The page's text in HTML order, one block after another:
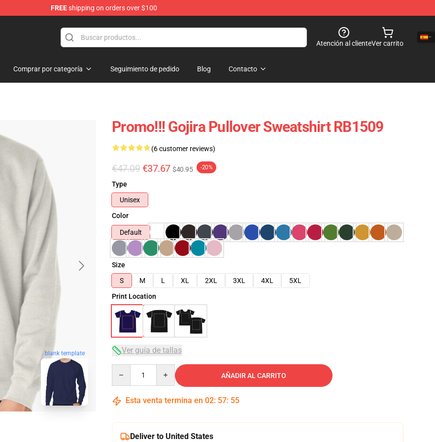
FREEshipping on orders over $100
Atención al clienteVer carrito
Comprar por categoría Seguimiento de pedido Blog Contacto
blank template
Promo!!! Gojira Pullover Sweatshirt RB1509
(6 customer reviews)
€47.09 €37.67 $40.95 -20%
Type
Unisex
Color
Default
Size
S
M L XL 2XL 3XL 4XL
5XL
Print Location
Ver guía de tallas
AÑADIR AL CARRITO
Esta venta termina en 02: 57: 54
Deliver to United States